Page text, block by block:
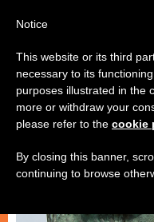
روحانيّة,زواج وعائلة
Notice
This website or its third
necessary to its
purposes illustrated in the
more or withdraw your
please refer to the cookie
By closing this banner,
continuing to browse